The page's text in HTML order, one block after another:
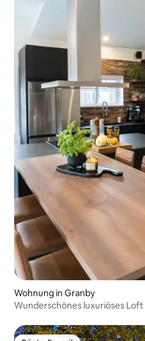
Wohnung in Granby
Wunderschönes luxuriöses Loft